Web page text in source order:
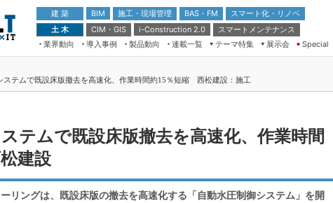
建 築 BIM 施工・現場管理 BAS・FM
スマート化・リノベ
土 木
CIM・GIS i-Construction 2.0
スマートメンテナンス
業界動向
導入事例 製品動向 連載一覧
テーマ特集
ドローンがもたらす建設業界の“ゲー
ムチェンジ” Ver.2.0
“Society5.0”時代のスマートビル
展示会
第8回 国際 建設・測量展
築・土木・不動産の先端技術展－
メンテナンス・レジリエンスOSAKA
2020
Special
ステムで既設床版撤去を高速化、作業時間約15％短縮 西松建設：施工
テムで既設床版撤去を高速化、作業時間
建設
リングは、既設床版の撤去を高速化する「自動水圧制御システム」を開